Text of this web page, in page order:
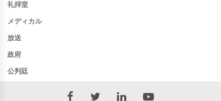
礼拝堂
メディカル
放送
政府
公判廷